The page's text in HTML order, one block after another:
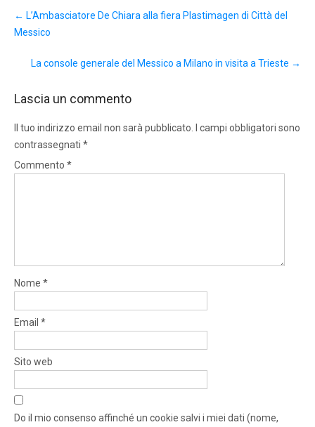
navigation
← L’Ambasciatore De Chiara alla fiera Plastimagen di Città del
Messico
La console generale del Messico a Milano in visita a Trieste →
Lascia un commento
Il tuo indirizzo email non sarà pubblicato.
I campi obbligatori sono
contrassegnati *
Commento *
Nome *
Email *
Sito web
Do il mio consenso affinché un cookie salvi i miei dati (nome,